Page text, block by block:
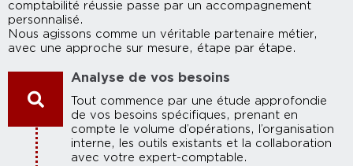
comptabilité réussie passe par un accompagnement
personnalisé.
Nous agissons comme un véritable partenaire métier,
avec une approche sur mesure, étape par étape.
Analyse de vos besoins
Tout commence par une étude approfondie
de vos besoins spécifiques, prenant en
compte le volume d’opérations, l’organisation
interne, les outils existants et la collaboration
avec votre expert-comptable.